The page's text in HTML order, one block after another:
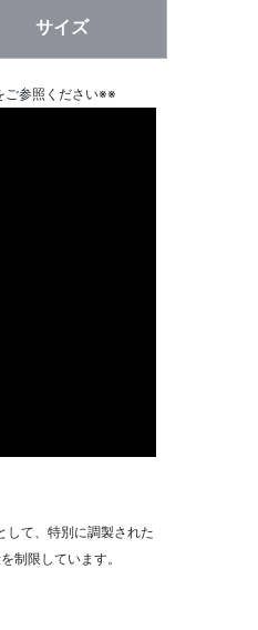
サイズ
ご参照ください※※
して、特別に調製された
制限しています。